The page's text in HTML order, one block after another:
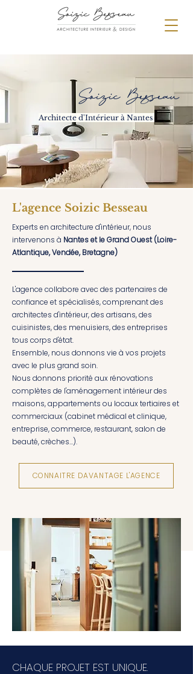
Soizic Besseau
Architecte d'Intérieur à Nantes
L'agence Soizic Besseau
Experts en architecture d'intérieur, nous
intervenons à Nantes et le Grand Ouest (Loire-
Atlantique, Vendée, Bretagne)
L'agence collabore avec des partenaires de
confiance et spécialisés, comprenant des
architectes d'intérieur, des artisans, des
cuisinistes, des menuisiers, des entreprises
tous corps d'état.
Ensemble, nous donnons vie à vos projets
avec le plus grand soin.
Nous donnons priorité aux rénovations
complètes de l'aménagement intérieur des
maisons, appartements ou locaux tertiaires et
commerciaux (cabinet médical et clinique,
entreprise, commerce, restaurant, salon de
beauté, crèches...).
CONNAITRE DAVANTAGE L'AGENCE
CHAQUE PROJET EST UNIQUE.